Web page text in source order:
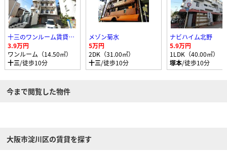
十三のワンルーム賃貸マンション
3.9万円
ワンルーム（14.50㎡）
十三/徒歩10分
メゾン菊水
5万円
2DK（31.00㎡）
十三/徒歩10分
ナビハイム北野
5.9万円
1LDK（40.00㎡）
塚本/徒歩10分
今まで閲覧した物件
大阪市淀川区の賃貸を探す